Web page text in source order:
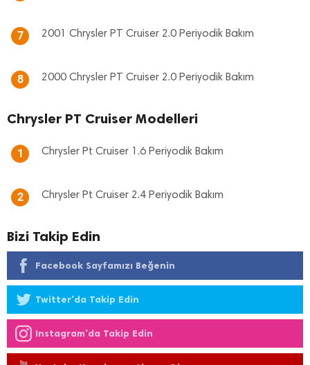
7 2001 Chrysler PT Cruiser 2.0 Periyodik Bakım
8 2000 Chrysler PT Cruiser 2.0 Periyodik Bakım
Chrysler PT Cruiser Modelleri
1 Chrysler Pt Cruiser 1.6 Periyodik Bakım
2 Chrysler Pt Cruiser 2.4 Periyodik Bakım
Bizi Takip Edin
Facebook Sayfamızı Beğenin
Twitter'da Takip Edin
Instagram'da Takip Edin